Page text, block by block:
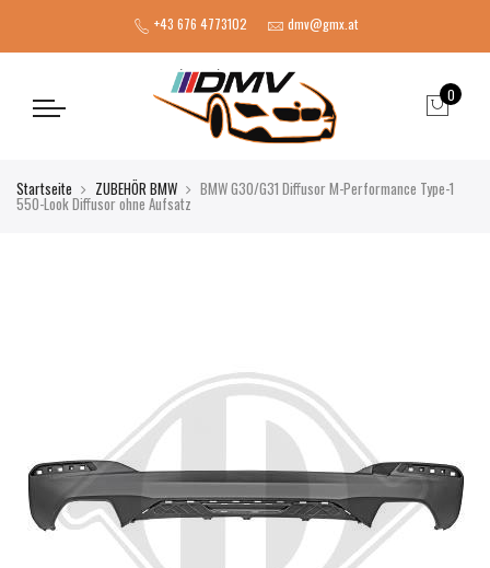
+43 676 4773102 dmv@gmx.at
0
Startseite ZUBEHÖR BMW BMW G30/G31 Diffusor M-Performance Type-1
550-Look Diffusor ohne Aufsatz